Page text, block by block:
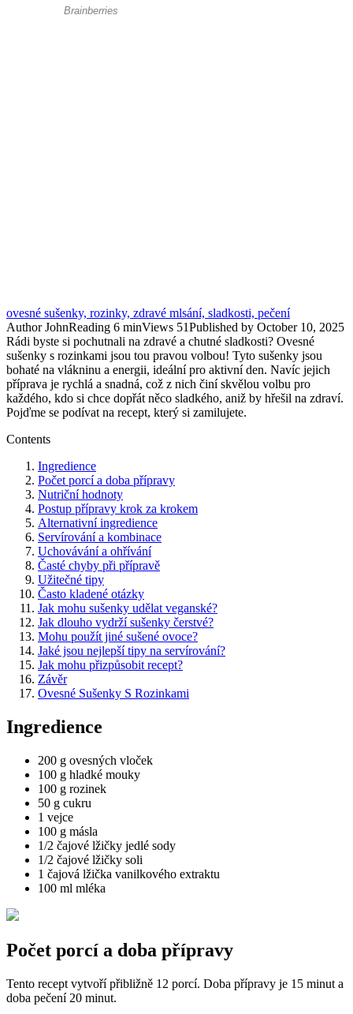
ovesné sušenky, rozinky, zdravé mlsání, sladkosti, pečení
AuthorJohnReading 6 minViews 51Published by October 10, 2025
Rádi byste si pochutnali na zdravé a chutné sladkosti? Ovesné
sušenky s rozinkami jsou tou pravou volbou! Tyto sušenky jsou
bohaté na vlákninu a energii, ideální pro aktivní den. Navíc jejich
příprava je rychlá a snadná, což z nich činí skvělou volbu pro
každého, kdo si chce dopřát něco sladkého, aniž by hřešil na zdraví.
Pojďme se podívat na recept, který si zamilujete.
Contents
Ingredience
Počet porcí a doba přípravy
Nutriční hodnoty
Postup přípravy krok za krokem
Alternativní ingredience
Servírování a kombinace
Uchovávání a ohřívání
Časté chyby při přípravě
Užitečné tipy
Často kladené otázky
Jak mohu sušenky udělat veganské?
Jak dlouho vydrží sušenky čerstvé?
Mohu použít jiné sušené ovoce?
Jaké jsou nejlepší tipy na servírování?
Jak mohu přizpůsobit recept?
Závěr
Ovesné Sušenky S Rozinkami
Ingredience
200 g ovesných vloček
100 g hladké mouky
100 g rozinek
50 g cukru
1 vejce
100 g másla
1/2 čajové lžičky jedlé sody
1/2 čajové lžičky soli
1 čajová lžička vanilkového extraktu
100 ml mléka
Počet porcí a doba přípravy
Tento recept vytvoří přibližně 12 porcí. Doba přípravy je 15 minut a
doba pečení 20 minut.